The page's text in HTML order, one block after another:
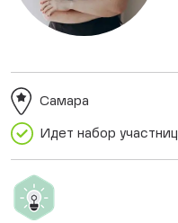
Идет набор участниц
Самара